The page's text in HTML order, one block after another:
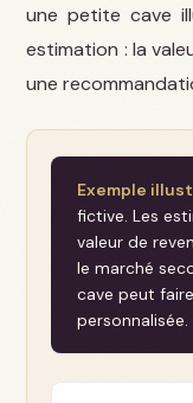
une petite cave
estimation : la
une
Exemple
fictive. Les
valeur de
le marché
cave peut
personnalisée.